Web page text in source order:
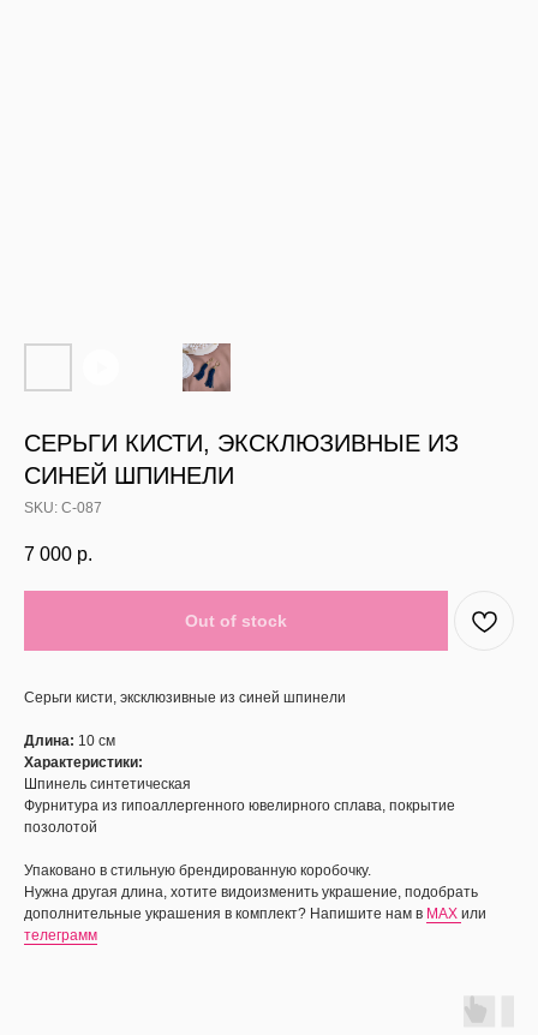
СЕРЬГИ КИСТИ, ЭКСКЛЮЗИВНЫЕ ИЗ
СИНЕЙ ШПИНЕЛИ
SKU: С-087
7 000 р.
Out of stock
Серьги кисти, эксклюзивные из синей шпинели
Длина: 10 см
Характеристики:
Шпинель синтетическая
Фурнитура из гипоаллергенного ювелирного сплава, покрытие
позолотой
Упаковано в стильную брендированную коробочку.
Нужна другая длина, хотите видоизменить украшение, подобрать
дополнительные украшения в комплект? Напишите нам в MAX или
телеграмм